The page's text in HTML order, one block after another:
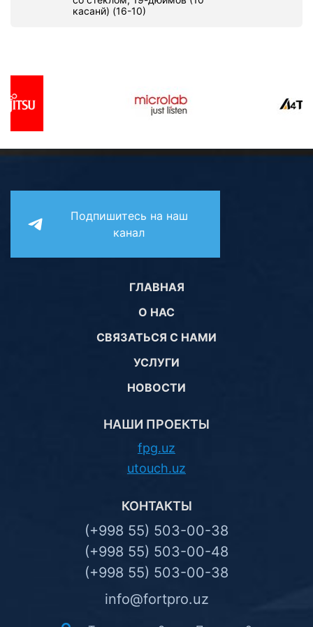
касанй) (16-10)
Подпишитесь на наш
канал
ГЛАВНАЯ
О НАС
СВЯЗАТЬСЯ С НАМИ
УСЛУГИ
НОВОСТИ
НАШИ ПРОЕКТЫ
fpg.uz
utouch.uz
КОНТАКТЫ
(+998 55) 503-00-38
(+998 55) 503-00-48
(+998 55) 503-00-38
info@fortpro.uz